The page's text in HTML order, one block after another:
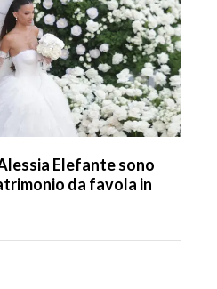
Elefante sono
da favola in